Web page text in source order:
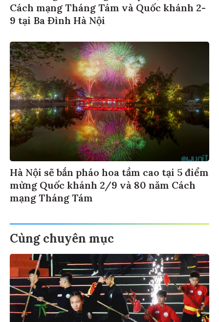
Cách mạng Tháng Tám và Quốc khánh 2-
9 tại Ba Đình Hà Nội
Hà Nội sẽ bắn pháo hoa tầm cao tại 5 điểm
mừng Quốc khánh 2/9 và 80 năm Cách
mạng Tháng Tám
Cùng chuyên mục